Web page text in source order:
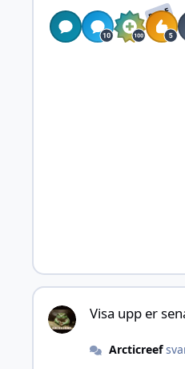
RARE
Visa upp er senaste helbild
Visa upp er
Arcticreef